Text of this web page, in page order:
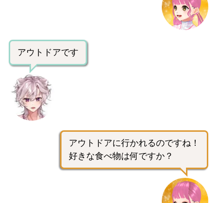
アウトドアです
アウトドアに行かれるのですね！
好きな食べ物は何ですか？